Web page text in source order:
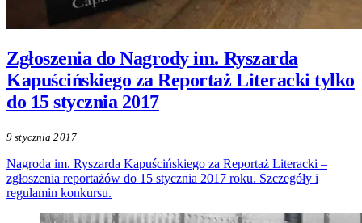
Zgłoszenia do Nagrody im. Ryszarda
Kapuścińskiego za Reportaż Literacki tylko
do 15 stycznia 2017
9 stycznia 2017
Nagroda im. Ryszarda Kapuścińskiego za Reportaż Literacki –
zgłoszenia reportażów do 15 stycznia 2017 roku. Szczegóły i
regulamin konkursu.